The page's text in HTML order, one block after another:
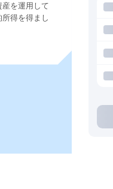
産を運用して
所得を得まし